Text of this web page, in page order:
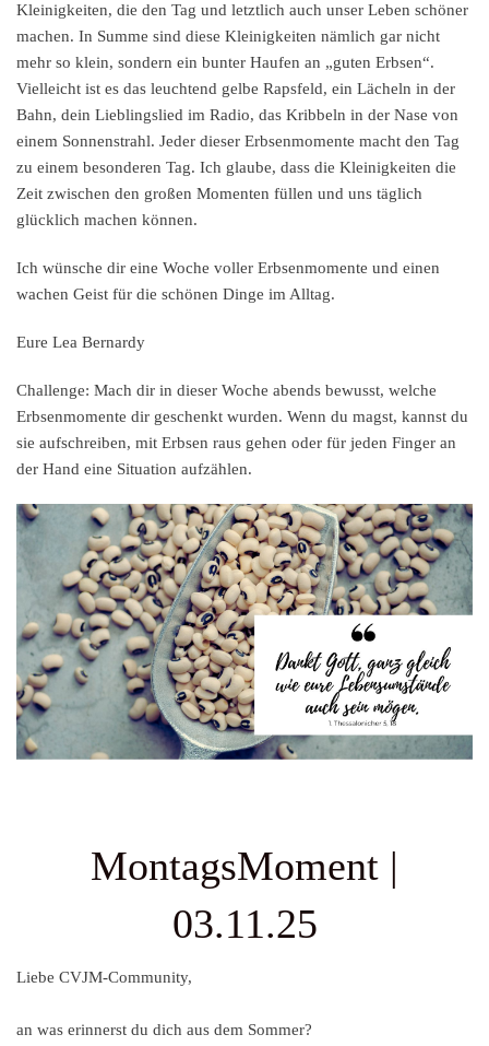
Kleinigkeiten, die den Tag und letztlich auch unser Leben schöner
machen. In Summe sind diese Kleinigkeiten nämlich gar nicht
mehr so klein, sondern ein bunter Haufen an „guten Erbsen“.
Vielleicht ist es das leuchtend gelbe Rapsfeld, ein Lächeln in der
Bahn, dein Lieblingslied im Radio, das Kribbeln in der Nase von
einem Sonnenstrahl. Jeder dieser Erbsenmomente macht den Tag
zu einem besonderen Tag. Ich glaube, dass die Kleinigkeiten die
Zeit zwischen den großen Momenten füllen und uns täglich
glücklich machen können.
Ich wünsche dir eine Woche voller Erbsenmomente und einen
wachen Geist für die schönen Dinge im Alltag.
Eure Lea Bernardy
Challenge: Mach dir in dieser Woche abends bewusst, welche
Erbsenmomente dir geschenkt wurden. Wenn du magst, kannst du
sie aufschreiben, mit Erbsen raus gehen oder für jeden Finger an
der Hand eine Situation aufzählen.
MontagsMoment |
03.11.25
Liebe CVJM-Community,
an was erinnerst du dich aus dem Sommer?